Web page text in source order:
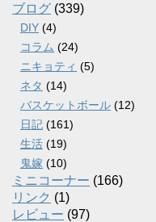
ブログ (339)
DIY (4)
コラム (24)
ニキョティ (5)
ネタ (14)
バスケットボール (12)
日記 (161)
生活 (19)
鬼嫁 (10)
ミニコーナー (166)
リンク (1)
レビュー (97)